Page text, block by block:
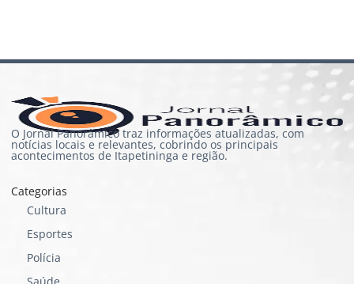
O Jornal Panorâmico traz informações atualizadas, com
notícias locais e relevantes, cobrindo os principais
acontecimentos de Itapetininga e região.
Categorias
Cultura
Esportes
Polícia